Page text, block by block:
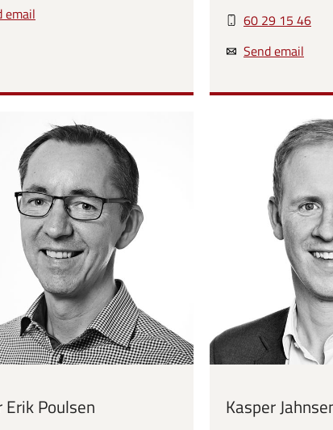
email
60 29 15 46
Send email
Erik Poulsen Kasper